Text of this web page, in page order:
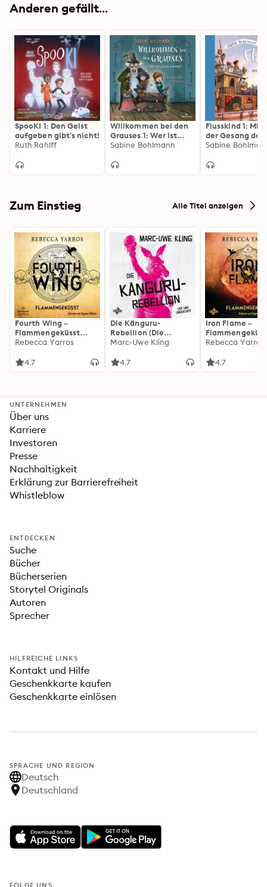
Anderen gefällt...
SpooKI 1: Den Geist
aufgeben gibt's nicht!
Ruth Rahlff
Willkommen bei den
Grauses 1: Wer ist
schon normal?
Sabine Bohlmann
Flusskind 1:
der Gesang der
Sabine
Zum Einstieg Alle Titel anzeigen
Fourth Wing –
Flammengeküsst
(Flammengeküsst-
Rebecca Yarros
4.7
Die Känguru-
Rebellion (Die
Känguru-Werke 5)
Marc-Uwe Kling
4.7
Iron Flame –
heißersehnte
Rebecca Yarros
4.7
UNTERNEHMEN
Über uns
Karriere
Investoren
Presse
Nachhaltigkeit
Erklärung zur Barrierefreiheit
Whistleblow
ENTDECKEN
Suche
Bücher
Bücherserien
Storytel Originals
Autoren
Sprecher
HILFREICHE LINKS
Kontakt und Hilfe
Geschenkkarte kaufen
Geschenkkarte einlösen
SPRACHE UND REGION
Deutsch
Deutschland
FOLGE UNS